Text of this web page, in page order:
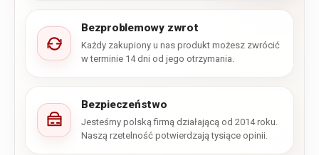
Bezproblemowy zwrot
Każdy zakupiony u nas produkt możesz zwrócić
w terminie 14 dni od jego otrzymania.
Bezpieczeństwo
Jesteśmy polską firmą działającą od 2014 roku.
Naszą rzetelność potwierdzają tysiące opinii.